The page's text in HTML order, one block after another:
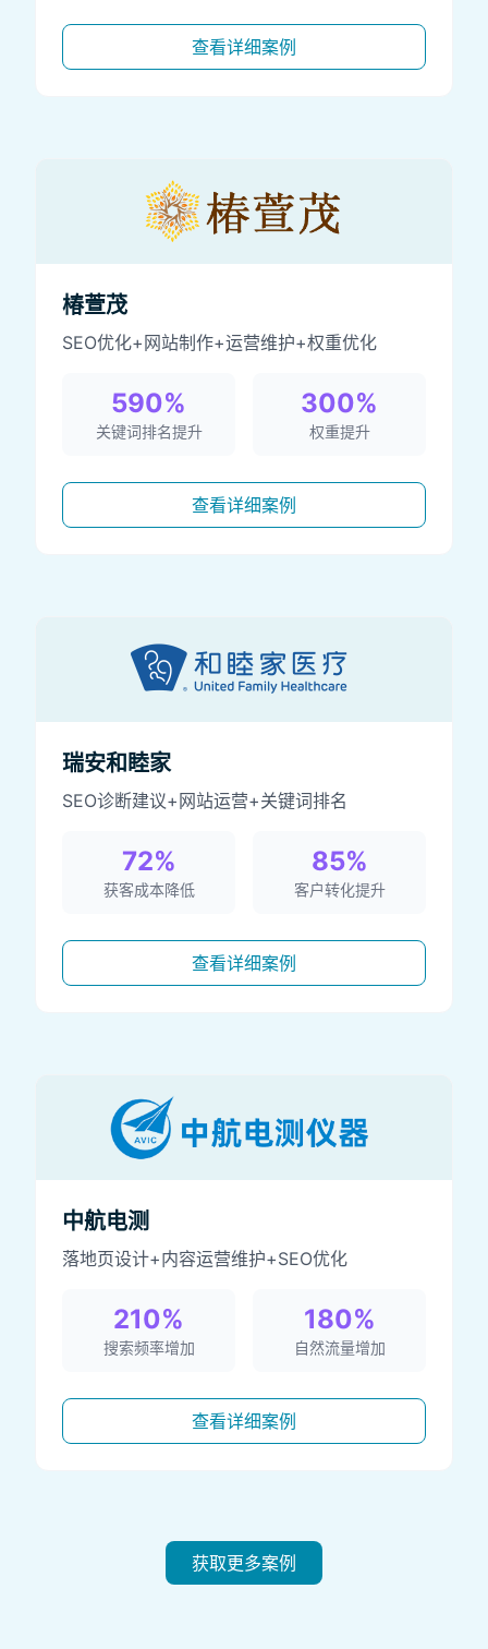
查看详细案例
椿萱茂
SEO优化+网站制作+运营维护+权重优化
590%
关键词排名提升
300%
权重提升
查看详细案例
瑞安和睦家
SEO诊断建议+网站运营+关键词排名
72%
获客成本降低
85%
客户转化提升
查看详细案例
中航电测
落地页设计+内容运营维护+SEO优化
210%
搜索频率增加
180%
自然流量增加
查看详细案例
获取更多案例